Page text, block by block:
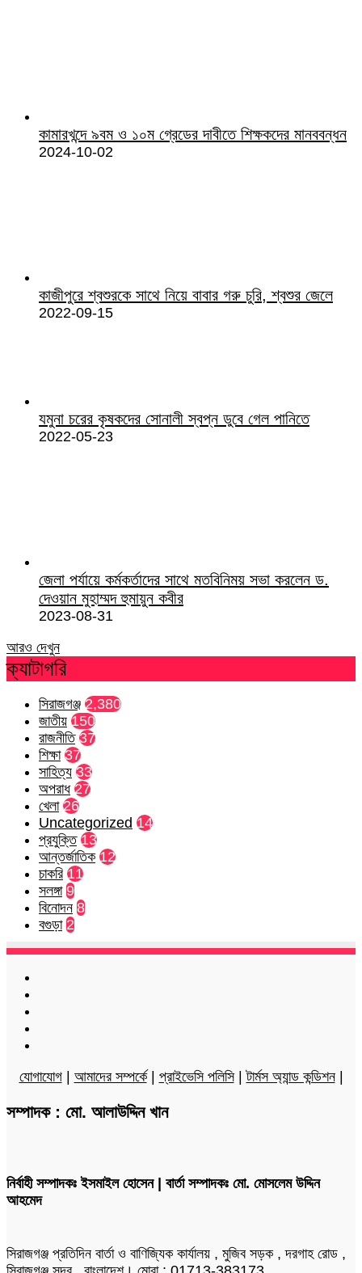
কামারখন্দে ৯বম ও ১০ম গ্রেডের দাবীতে শিক্ষকদের মানববন্ধন
2024-10-02
কাজীপুরে শ্বশুরকে সাথে নিয়ে বাবার গরু চুরি, শ্বশুর জেলে
2022-09-15
যমুনা চরের কৃষকদের সোনালী স্বপ্ন ডুবে গেল পানিতে
2022-05-23
জেলা পর্যায়ে কর্মকর্তাদের সাথে মতবিনিময় সভা করলেন ড.
দেওয়ান মুহাম্মদ হুমায়ুন কবীর
2023-08-31
আরও দেখুন
ক্যাটাগরি
সিরাজগঞ্জ 2,380
জাতীয় 150
রাজনীতি 37
শিক্ষা 37
সাহিত্য 33
অপরাধ 27
খেলা 26
Uncategorized 14
প্রযুক্তি 13
আন্তর্জাতিক 12
চাকরি 11
সলঙ্গা 9
বিনোদন 8
বগুড়া 2
যোগাযোগ| আমাদের সম্পর্কে| প্রাইভেসি পলিসি|টার্মস অ্যান্ড কন্ডিশন|
সম্পাদক : মো. আলাউদ্দিন খান
নির্বাহী সম্পাদকঃ ইসমাইল হোসেন | বার্তা সম্পাদকঃ মো. মোসলেম উদ্দিন
আহমেদ
সিরাজগঞ্জ প্রতিদিন বার্তা ও বাণিজ্যিক কার্যালয় , মুজিব সড়ক , দরগাহ রোড ,